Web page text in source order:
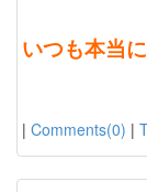
いつも本当
| Comments(0) |